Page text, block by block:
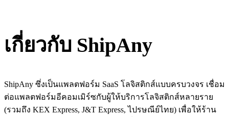
เกี่ยวกับ ShipAny
ShipAny ซึ่งเป็นแพลตฟอร์ม SaaS โลจิสติกส์แบบครบวงจร เชื่อม
ต่อแพลตฟอร์มอีคอมเมิร์ซกับผู้ให้บริการโลจิสติกส์หลายราย
(รวมถึง KEX Express, J&T Express, ไปรษณีย์ไทย) เพื่อให้ร้าน